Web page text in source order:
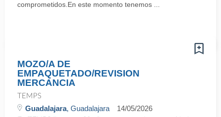
comprometidos.En este momento tenemos ...
MOZO/A DE
EMPAQUETADO/REVISION
MERCANCIA
TEMPS
Guadalajara, Guadalajara 14/05/2026